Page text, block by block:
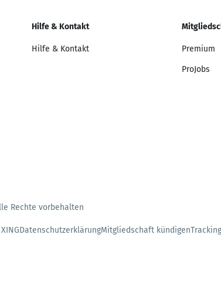
Hilfe & Kontakt
Hilfe & Kontakt Premium
ProJobs
Rechte vorbehalten
DatenschutzerklärungMitgliedschaft kündigenTracking